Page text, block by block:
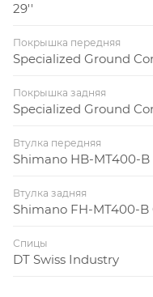
29''
Покрышка передняя
Specialized Ground
Покрышка задняя
Specialized Ground
Втулка передняя
Shimano HB-MT400-B
Втулка задняя
Shimano FH-MT400-B
Спицы
DT Swiss Industry